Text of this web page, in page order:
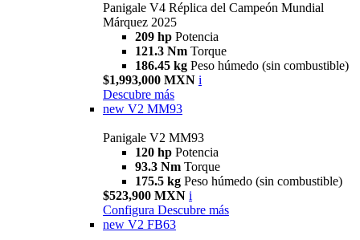
Panigale V4 Réplica del Campeón Mundial
Márquez 2025
209 hp Potencia
121.3 Nm Torque
186.45 kg Peso húmedo (sin combustible)
$1,993,000 MXN i
Descubre más
new V2 MM93
Panigale V2 MM93
120 hp Potencia
93.3 Nm Torque
175.5 kg Peso húmedo (sin combustible)
$523,900 MXN i
Configura Descubre más
new V2 FB63